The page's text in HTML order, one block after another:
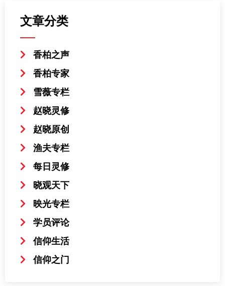
文章分类
香柏之声
香柏专家
雪薇专栏
赵晓灵修
赵晓原创
渔夫专栏
每日灵修
晓观天下
映光专栏
学员评论
信仰生活
信仰之门